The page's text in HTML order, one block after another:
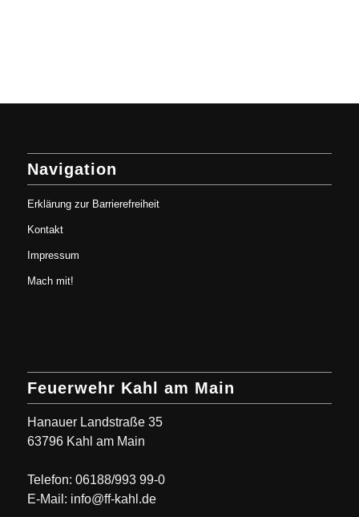
Navigation
Erklärung zur Barrierefreiheit
Kontakt
Impressum
Mach mit!
Feuerwehr Kahl am Main
Hanauer Landstraße 35
63796 Kahl am Main
Telefon: 06188/993 99-0
E-Mail: info@ff-kahl.de